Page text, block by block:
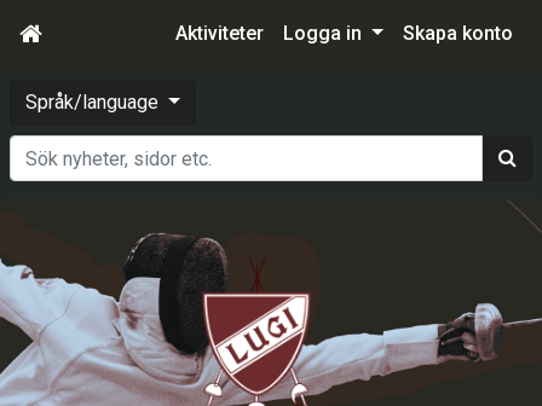
Aktiviteter Logga in Skapa konto
Språk/language
Sök